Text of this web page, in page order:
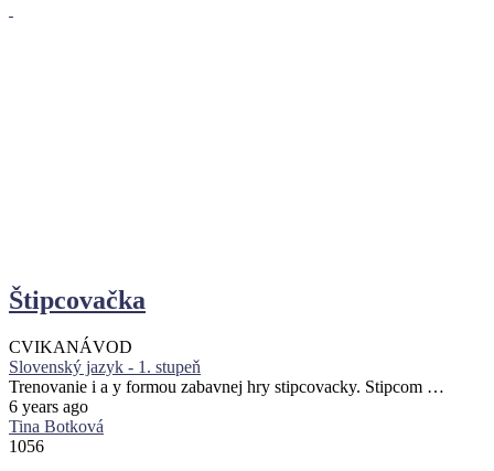
Štipcovačka
CVIKANÁVOD
Slovenský jazyk - 1. stupeň
Trenovanie i a y formou zabavnej hry stipcovacky. Stipcom …
6 years ago
Tina Botková
1056